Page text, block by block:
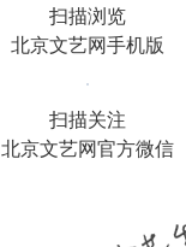
扫描浏览
北京文艺网手机版
扫描关注
北京文艺网官方微信